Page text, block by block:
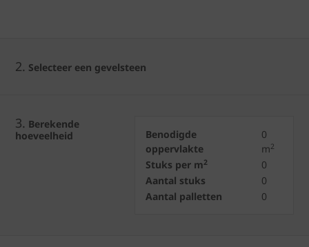
2. Selecteer een gevelsteen
3. Berekende
hoeveelheid
Benodigde
oppervlakte
0
m2
Stuks per m2
0
Aantal stuks
0
Aantal palletten
0